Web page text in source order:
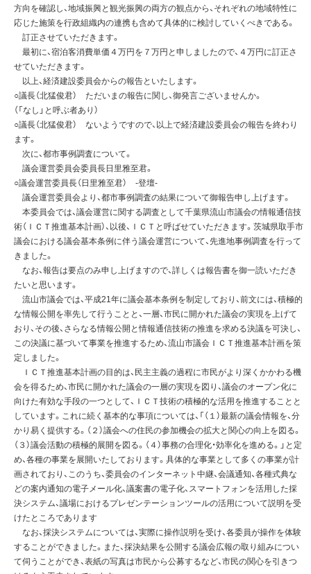
方向を確認し、地域振興と観光振興の両方の観点から、それぞれの地域特性に
応じた施策を行政組織内の連携も含めて具体的に検討していくべきである。
訂正させていただきます。
最初に、宿泊客消費単価４万円を７万円と申しましたので、４万円に訂正さ
せていただきます。
以上、経済建設委員会からの報告といたします。
○議長（北猛俊君） ただいまの報告に関し、御発言ございませんか。
（「なし」と呼ぶ者あり）
○議長（北猛俊君） ないようですので、以上で経済建設委員会の報告を終わり
ます。
次に、都市事例調査について。
議会運営委員会委員長日里雅至君。
○議会運営委員長（日里雅至君） -登壇-
議会運営委員会より、都市事例調査の結果について御報告申し上げます。
本委員会では、議会運営に関する調査として千葉県流山市議会の情報通信技
術（ＩＣＴ推進基本計画）、以後、ＩＣＴと呼ばせていただきます。茨城県取手市
議会における議会基本条例に伴う議会運営について、先進地事例調査を行って
きました。
なお、報告は要点のみ申し上げますので、詳しくは報告書を御一読いただき
たいと思います。
流山市議会では、平成21年に議会基本条例を制定しており、前文には、積極的
な情報公開を率先して行うことと、一層、市民に開かれた議会の実現を上げて
おり、その後、さらなる情報公開と情報通信技術の推進を求める決議を可決し、
この決議に基づいて事業を推進するため、流山市議会ＩＣＴ推進基本計画を策
定しました。
ＩＣＴ推進基本計画の目的は、民主主義の過程に市民がより深くかかわる機
会を得るため、市民に開かれた議会の一層の実現を図り、議会のオープン化に
向けた有効な手段の一つとして、ＩＣＴ技術の積極的な活用を推進することと
しています。これに続く基本的な事項については、「（１）最新の議会情報を、分
かり易く提供する。（２）議会への住民の参加機会の拡大と関心の向上を図る。
（３）議会活動の積極的展開を図る。（４）事務の合理化・効率化を進める。」と定
め、各種の事業を展開いたしております。具体的な事業として多くの事業が計
画されており、このうち、委員会のインターネット中継、会議通知、各種式典な
どの案内通知の電子メール化、議案書の電子化、スマートフォンを活用した採
決システム、議場におけるプレゼンテーションツールの活用について説明を受
けたところであります
なお、採決システムについては、実際に操作説明を受け、各委員が操作を体験
することができました。また、採決結果を公開する議会広報の取り組みについ
て伺うことができ、表紙の写真は市民から公募するなど、市民の関心を引きつ